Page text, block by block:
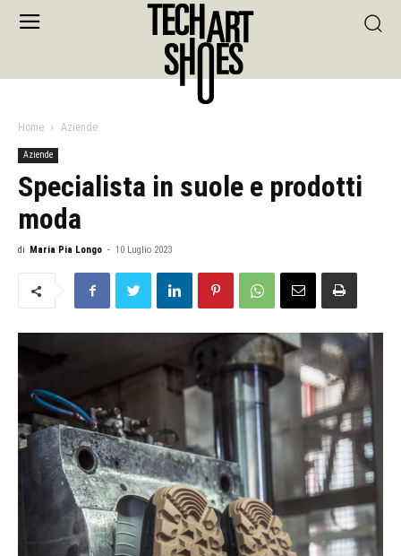
Home Aziende
Aziende
Specialista in suole e prodotti
moda
di Maria Pia Longo - 10 Luglio 2023